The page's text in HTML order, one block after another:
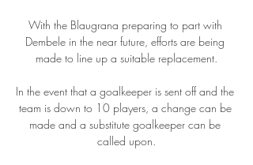
With the Blaugrana preparing to part with
Dembele in the near future, efforts are being
made to line up a suitable replacement.
In the event that a goalkeeper is sent off and the
team is down to 10 players, a change can be
made and a substitute goalkeeper can be
called upon.